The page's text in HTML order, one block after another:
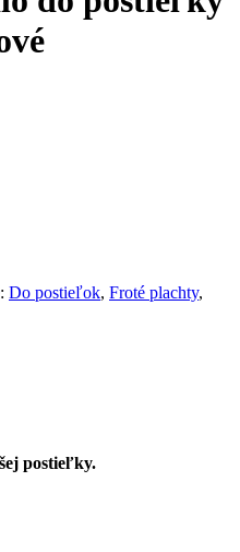
Do postieľok, Froté plachty,
postieľky.